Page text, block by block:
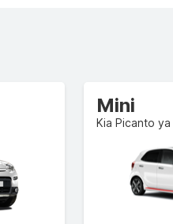
Mini
Kia Picanto